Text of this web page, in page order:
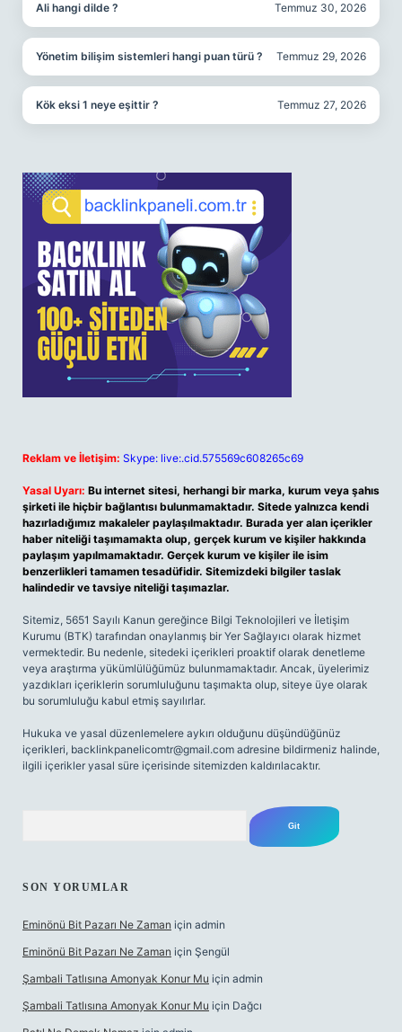
Ali hangi dilde ? Temmuz 30, 2026
Yönetim bilişim sistemleri hangi puan türü ? Temmuz 29, 2026
Kök eksi 1 neye eşittir ? Temmuz 27, 2026
Reklam ve İletişim: Skype: live:.cid.575569c608265c69
Yasal Uyarı: Bu internet sitesi, herhangi bir marka, kurum veya şahıs
şirketi ile hiçbir bağlantısı bulunmamaktadır. Sitede yalnızca kendi
hazırladığımız makaleler paylaşılmaktadır. Burada yer alan içerikler
haber niteliği taşımamakta olup, gerçek kurum ve kişiler hakkında
paylaşım yapılmamaktadır. Gerçek kurum ve kişiler ile isim
benzerlikleri tamamen tesadüfidir. Sitemizdeki bilgiler taslak
halindedir ve tavsiye niteliği taşımazlar.
Sitemiz, 5651 Sayılı Kanun gereğince Bilgi Teknolojileri ve İletişim
Kurumu (BTK) tarafından onaylanmış bir Yer Sağlayıcı olarak hizmet
vermektedir. Bu nedenle, sitedeki içerikleri proaktif olarak denetleme
veya araştırma yükümlülüğümüz bulunmamaktadır. Ancak, üyelerimiz
yazdıkları içeriklerin sorumluluğunu taşımakta olup, siteye üye olarak
bu sorumluluğu kabul etmiş sayılırlar.
Hukuka ve yasal düzenlemelere aykırı olduğunu düşündüğünüz
içerikleri, backlinkpanelicomtr@gmail.com adresine bildirmeniz halinde,
ilgili içerikler yasal süre içerisinde sitemizden kaldırılacaktır.
SON YORUMLAR
Eminönü Bit Pazarı Ne Zaman için admin
Eminönü Bit Pazarı Ne Zaman için Şengül
Şambali Tatlısına Amonyak Konur Mu için admin
Şambali Tatlısına Amonyak Konur Mu için Dağcı